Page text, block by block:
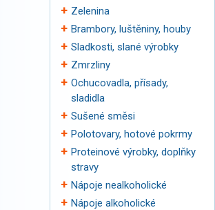
Zelenina
Brambory, luštěniny, houby
Sladkosti, slané výrobky
Zmrzliny
Ochucovadla, přísady,
sladidla
Sušené směsi
Polotovary, hotové pokrmy
Proteinové výrobky, doplňky
stravy
Nápoje nealkoholické
Nápoje alkoholické